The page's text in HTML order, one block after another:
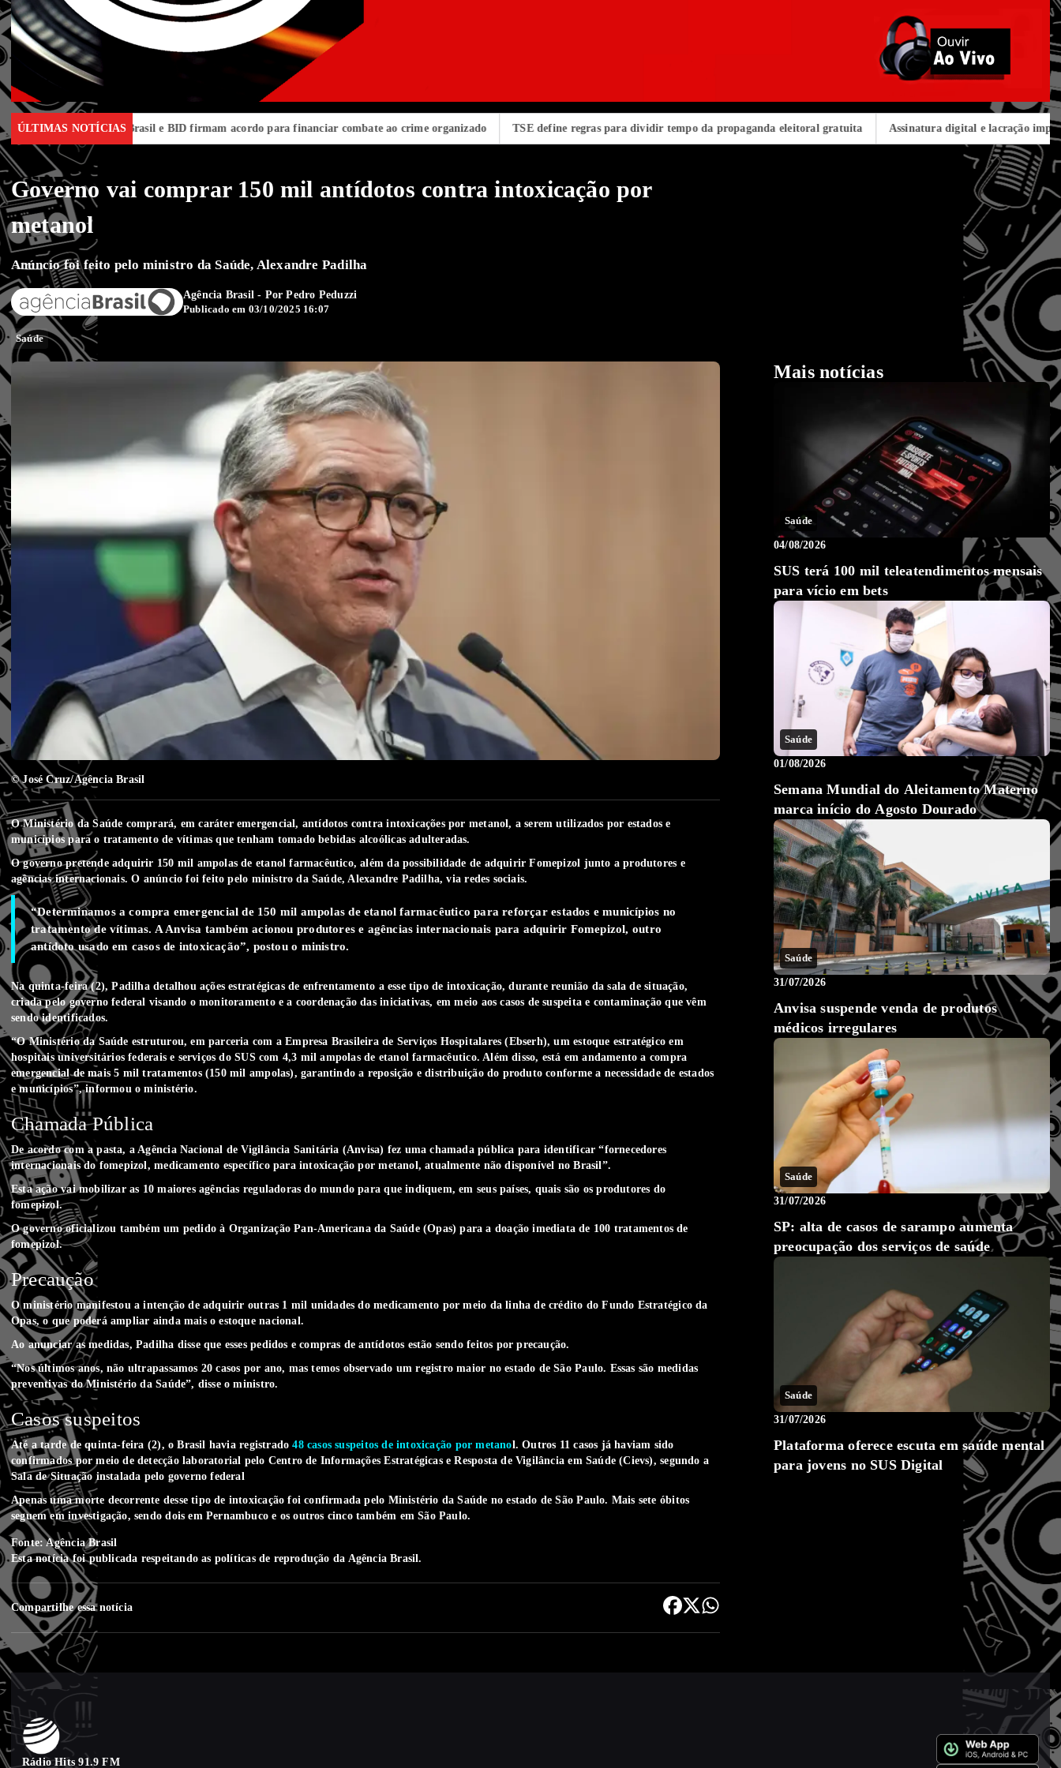
ÚLTIMAS NOTÍCIAS
Latina Brasil e BID firmam acordo para financiar combate ao crime organizado TSE define regras para dividir tempo da propaganda eleitoral gratuita Assinatura digital e lacração impedem
Governo vai comprar 150 mil antídotos contra intoxicação por
metanol
Anúncio foi feito pelo ministro da Saúde, Alexandre Padilha
Agência Brasil - PorPedro Peduzzi
Publicado em 03/10/2025 16:07
Saúde
© José Cruz/Agência Brasil
O Ministério da Saúde comprará, em caráter emergencial, antídotos contra intoxicações por metanol, a serem utilizados por estados e
municípios para o tratamento de vítimas que tenham tomado bebidas alcoólicas adulteradas.
O governo pretende adquirir 150 mil ampolas de etanol farmacêutico, além da possibilidade de adquirir Fomepizol junto a produtores e
agências internacionais. O anúncio foi feito pelo ministro da Saúde, Alexandre Padilha, via redes sociais.
“Determinamos a compra emergencial de 150 mil ampolas de etanol farmacêutico para reforçar estados e municípios no
tratamento de vítimas. A Anvisa também acionou produtores e agências internacionais para adquirir Fomepizol, outro
antídoto usado em casos de intoxicação”, postou o ministro.
Na quinta-feira (2), Padilha detalhou ações estratégicas de enfrentamento a esse tipo de intoxicação, durante reunião da sala de situação,
criada pelo governo federal visando o monitoramento e a coordenação das iniciativas, em meio aos casos de suspeita e contaminação que vêm
sendo identificados.
“O Ministério da Saúde estruturou, em parceria com a Empresa Brasileira de Serviços Hospitalares (Ebserh), um estoque estratégico em
hospitais universitários federais e serviços do SUS com 4,3 mil ampolas de etanol farmacêutico. Além disso, está em andamento a compra
emergencial de mais 5 mil tratamentos (150 mil ampolas), garantindo a reposição e distribuição do produto conforme a necessidade de estados
e municípios”, informou o ministério.
Chamada Pública
De acordo com a pasta, a Agência Nacional de Vigilância Sanitária (Anvisa) fez uma chamada pública para identificar “fornecedores
internacionais do fomepizol, medicamento específico para intoxicação por metanol, atualmente não disponível no Brasil”.
Esta ação vai mobilizar as 10 maiores agências reguladoras do mundo para que indiquem, em seus países, quais são os produtores do
fomepizol.
O governo oficializou também um pedido à Organização Pan-Americana da Saúde (Opas) para a doação imediata de 100 tratamentos de
fomepizol.
Precaução
O ministério manifestou a intenção de adquirir outras 1 mil unidades do medicamento por meio da linha de crédito do Fundo Estratégico da
Opas, o que poderá ampliar ainda mais o estoque nacional.
Ao anunciar as medidas, Padilha disse que esses pedidos e compras de antídotos estão sendo feitos por precaução.
“Nos últimos anos, não ultrapassamos 20 casos por ano, mas temos observado um registro maior no estado de São Paulo. Essas são medidas
preventivas do Ministério da Saúde”, disse o ministro.
Casos suspeitos
Até a tarde de quinta-feira (2), o Brasil havia registrado48 casos suspeitos de intoxicação por metanol. Outros 11 casos já haviam sido
confirmados por meio de detecção laboratorial pelo Centro de Informações Estratégicas e Resposta de Vigilância em Saúde (Cievs), segundo a
Sala de Situação instalada pelo governo federal
Apenas uma morte decorrente desse tipo de intoxicação foi confirmada pelo Ministério da Saúde no estado de São Paulo. Mais sete óbitos
seguem em investigação, sendo dois em Pernambuco e os outros cinco também em São Paulo.
Fonte: Agência Brasil
Esta notícia foi publicada respeitando as políticas de reprodução da Agência Brasil.
Compartilhe essa notícia
Mais notícias
Saúde
04/08/2026
SUS terá 100 mil teleatendimentos mensais
para vício em bets
Saúde
01/08/2026
Semana Mundial do Aleitamento Materno
marca início do Agosto Dourado
Saúde
31/07/2026
Anvisa suspende venda de produtos
médicos irregulares
Saúde
31/07/2026
SP: alta de casos de sarampo aumenta
preocupação dos serviços de saúde
Saúde
31/07/2026
Plataforma oferece escuta em saúde mental
para jovens no SUS Digital
Rádio Hits 91.9 FM